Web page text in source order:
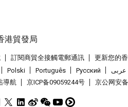
訂閱商貿全接觸電郵通訊 更新您的
Polski Português Pусский عربى
導航 京ICP备09059244号 京公网安